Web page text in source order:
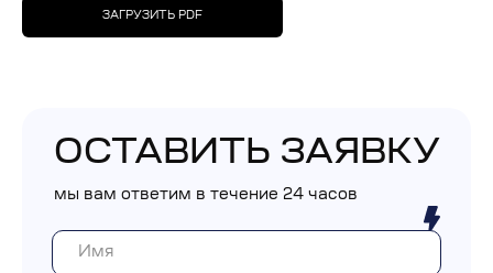
ЗАГРУЗИТЬ PDF
ОСТАВИТЬ ЗАЯВКУ
мы вам ответим в течение 24 часов